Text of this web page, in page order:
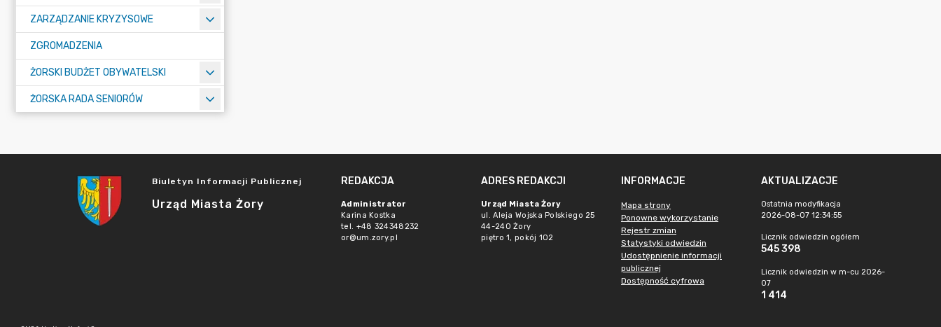
ZARZĄDZANIE KRYZYSOWE
ZGROMADZENIA
ŻORSKI BUDŻET OBYWATELSKI
ŻORSKA RADA SENIORÓW
Biuletyn Informacji Publicznej
Urząd Miasta Żory
REDAKCJA
Administrator
Karina Kostka
tel. +48 324348232
or@um.zory.pl
ADRES REDAKCJI
Urząd Miasta Żory
ul. Aleja Wojska Polskiego 25
44-240 Żory
piętro 1, pokój 102
INFORMACJE
Mapa strony
Ponowne wykorzystanie
Rejestr zmian
Statystyki odwiedzin
Udostępnienie informacji
publicznej
Dostępność cyfrowa
AKTUALIZACJE
Ostatnia modyfikacja
2026-08-07 12:34:55
Licznik odwiedzin ogółem
545 398
Licznik odwiedzin w m-cu 2026-
07
1 414